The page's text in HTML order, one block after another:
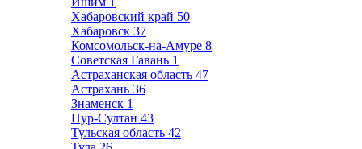
Хабаровский край 50
Хабаровск 37
Комсомольск-на-Амуре 8
Советская Гавань 1
Астраханская область 47
Астрахань 36
Знаменск 1
Нур-Султан 43
Тульская область 42